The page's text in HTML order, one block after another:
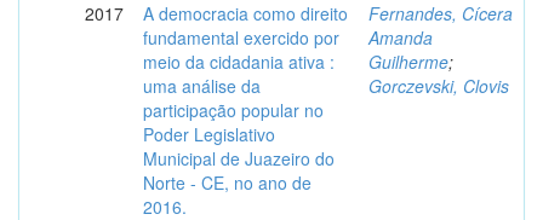
2017
A democracia como direito
fundamental exercido por
meio da cidadania ativa :
uma análise da
participação popular no
Poder Legislativo
Municipal de Juazeiro do
Norte - CE, no ano de
2016.
Fernandes, Cícera
Amanda
Guilherme;
Gorczevski, Clovis